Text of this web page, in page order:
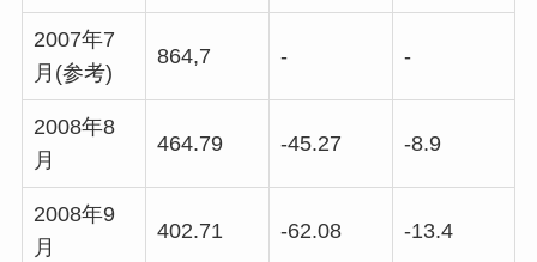
2007年7
月(参考)
864,7 - -
2008年8
月
464.79 -45.27 -8.9
2008年9
月
402.71 -62.08 -13.4